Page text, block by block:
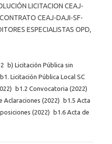
LICITACION CEAJ-
CEAJ-DAJI-SF-
ESPECIALISTAS OPD,
b) Licitación Pública sin
b1. Licitación Pública Local SC
b1.2 Convocatoria (2022)
Aclaraciones (2022) b1.5 Acta
(2022) b1.6 Acta de